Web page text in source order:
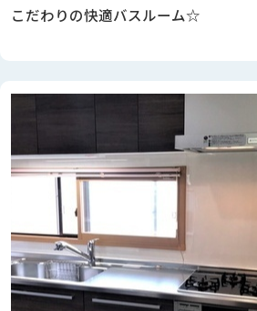
こだわりの快適バスルーム☆